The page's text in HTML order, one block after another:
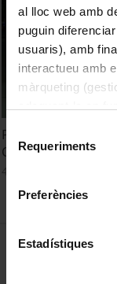
al lloc web amb
puguin
usuaris), amb
interactueu amb
màrqueting
consultar la
Selecció
de Requeriments
Preferències
Estadístiques
Políticas públicas
Carme Trilla